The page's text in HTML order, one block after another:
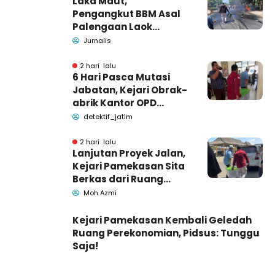
Pengangkut BBM Asal
Palengaan Laok
Pamekasan Meninggal
Jurnalis
2 hari lalu
6 Hari Pasca Mutasi
Jabatan, Kejari Obrak-
abrik Kantor OPD
Pemkab Pamekasan
detektif_jatim
2 hari lalu
Lanjutan Proyek Jalan,
Kejari Pamekasan Sita
Berkas dari Ruang
Pemkab Pamekasan
Moh Azmi
Kejari Pamekasan Kembali Geledah
Ruang Perekonomian, Pidsus: Tunggu
Saja!